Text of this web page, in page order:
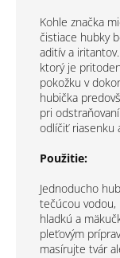
Kohle značka
čistiace hubky
aditív a
ktorý je
pokožku v
hubička
pri
odlíčiť riasenku
Použitie:
Jednoducho
tečúcou vodou,
hladkú a
pleťovým
masírujte tvár